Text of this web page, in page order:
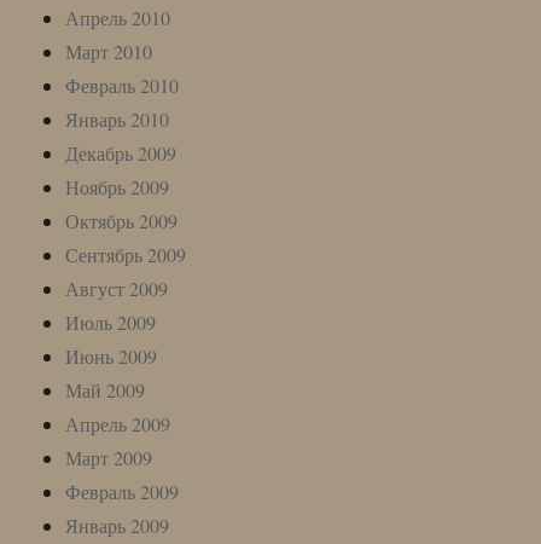
Апрель 2010
Март 2010
Февраль 2010
Январь 2010
Декабрь 2009
Ноябрь 2009
Октябрь 2009
Сентябрь 2009
Август 2009
Июль 2009
Июнь 2009
Май 2009
Апрель 2009
Март 2009
Февраль 2009
Январь 2009